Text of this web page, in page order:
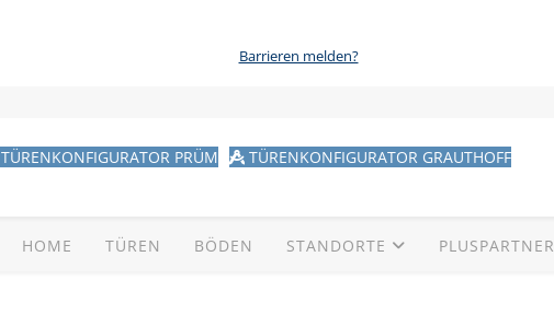
Barrieren melden?
TÜRENKONFIGURATOR PRÜM TÜRENKONFIGURATOR GRAUTHOFF
HOME TÜREN BÖDEN STANDORTE PLUSPARTNER